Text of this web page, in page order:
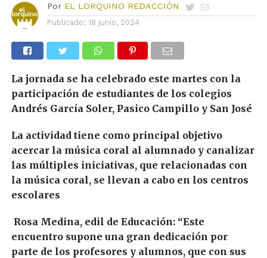
Por EL LORQUINO REDACCIÓN
Publicado: 18 junio, 2024
La jornada se ha celebrado este martes con la
participación de estudiantes de los colegios
Andrés García Soler, Pasico Campillo y San José
La actividad tiene como principal objetivo
acercar la música coral al alumnado y canalizar
las múltiples iniciativas, que relacionadas con
la música coral, se llevan a cabo en los centros
escolares
Rosa Medina, edil de Educación: “Este
encuentro supone una gran dedicación por
parte de los profesores y alumnos, que con sus